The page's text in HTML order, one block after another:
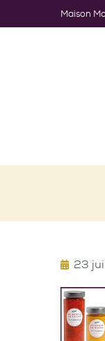
Maison
23